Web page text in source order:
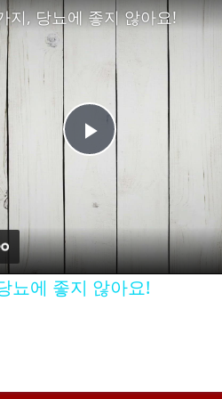
P
l
a
지, 당뇨에 좋지 않아요!
뇨에 좋지 않아요!